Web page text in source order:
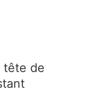
tête de